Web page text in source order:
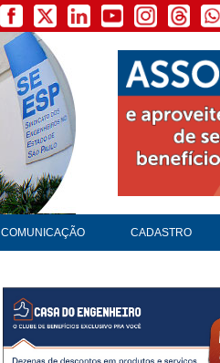
COMUNICAÇÃO CADASTRO